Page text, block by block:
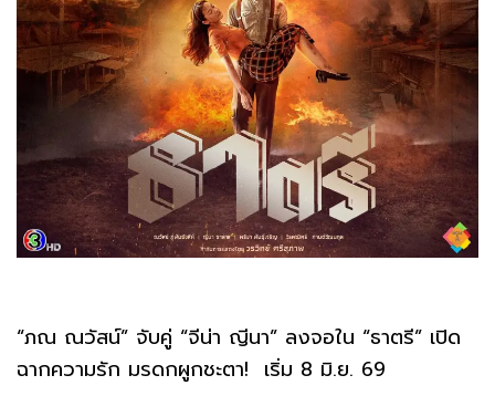
“ภณ ณวัสน์” จับคู่ “จีน่า ญีนา” ลงจอใน “ธาตรี” เปิด
ฉากความรัก มรดกผูกชะตา! เริ่ม 8 มิ.ย. 69